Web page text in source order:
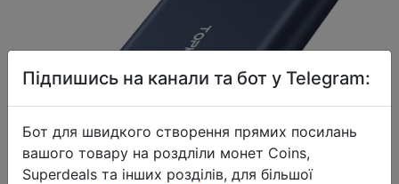
Підпишись на канали та бот у Telegram:
Бот для швидкого створення прямих посилань
вашого товару на роздліли монет Coins,
Superdeals та інших розділів, для більшої